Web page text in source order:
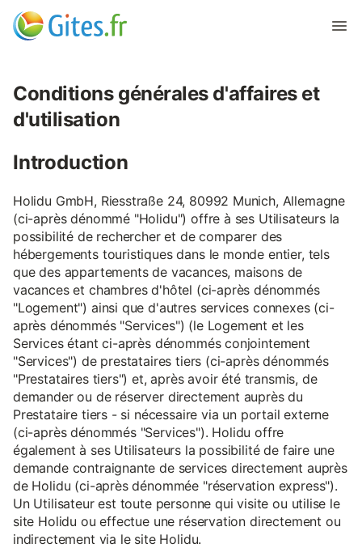
Conditions générales d'affaires et
d'utilisation
Introduction
Holidu GmbH, Riesstraße 24, 80992 Munich, Allemagne
(ci-après dénommé "Holidu") offre à ses Utilisateurs la
possibilité de rechercher et de comparer des
hébergements touristiques dans le monde entier, tels
que des appartements de vacances, maisons de
vacances et chambres d'hôtel (ci-après dénommés
"Logement") ainsi que d'autres services connexes (ci-
après dénommés "Services") (le Logement et les
Services étant ci-après dénommés conjointement
"Services") de prestataires tiers (ci-après dénommés
"Prestataires tiers") et, après avoir été transmis, de
demander ou de réserver directement auprès du
Prestataire tiers - si nécessaire via un portail externe
(ci-après dénommés "Services"). Holidu offre
également à ses Utilisateurs la possibilité de faire une
demande contraignante de services directement auprès
de Holidu (ci-après dénommée "réservation express").
Un Utilisateur est toute personne qui visite ou utilise le
site Holidu ou effectue une réservation directement ou
indirectement via le site Holidu.